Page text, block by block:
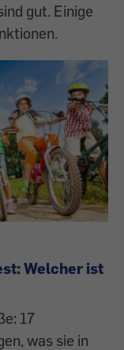
gut. Einige
Welcher ist
17
was sie in